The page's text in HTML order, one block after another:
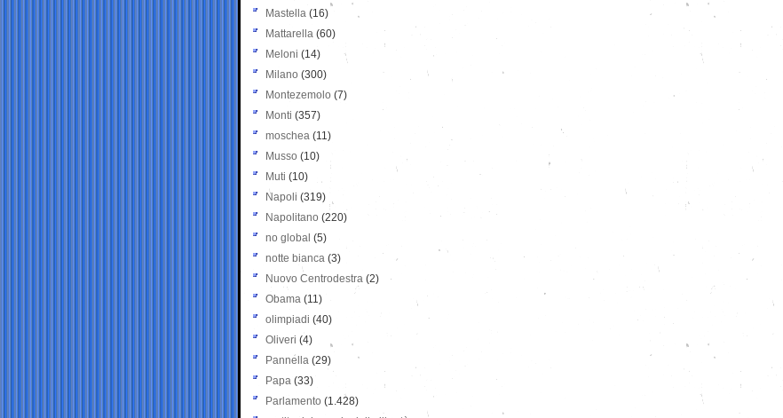
Mastella (16)
Mattarella (60)
Meloni (14)
Milano (300)
Montezemolo (7)
Monti (357)
moschea (11)
Musso (10)
Muti (10)
Napoli (319)
Napolitano (220)
no global (5)
notte bianca (3)
Nuovo Centrodestra (2)
Obama (11)
olimpiadi (40)
Oliveri (4)
Pannella (29)
Papa (33)
Parlamento (1.428)